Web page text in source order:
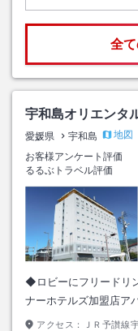
全
宇和島オリエンタ
愛媛県 宇和島
地図
お客様アンケート評価
るるぶトラベル評価
◆ロビーにフリードリ
ナーホテルズ加盟店ア
アクセス：
ＪＲ予讃線